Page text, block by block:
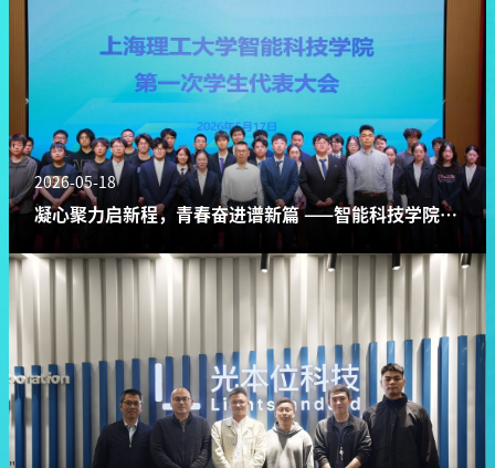
2026-05-18
凝心聚力启新程，青春奋进谱新篇 ——智能科技学院第